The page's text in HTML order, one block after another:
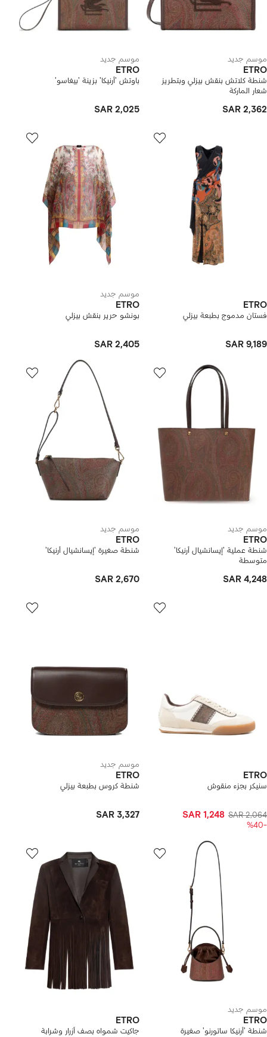
موسم جديد
ETRO
شنطة كلاتش بنقش بيزلي وبتطريز
شعار الماركة
SAR 2,362
موسم جديد
ETRO
باوتش 'أرنيكا' بزينة 'بيغاسو'
SAR 2,025
ETRO
فستان مدموج بطبعة بيزلي
SAR 9,189
موسم جديد
ETRO
بونشو حرير بنقش بيزلي
SAR 2,405
موسم جديد
ETRO
شنطة عملية 'إيسانشيال أرنيكا'
متوسطة
SAR 4,248
موسم جديد
ETRO
شنطة صغيرة 'إيسانشيال أرنيكا'
SAR 2,670
ETRO
سنيكر بجزء منقوش
SAR 2,064
SAR 1,248
-%40
موسم جديد
ETRO
شنطة كروس بطبعة بيزلي
SAR 3,327
موسم جديد
ETRO
شنطة 'أرنيكا ساتورنو' صغيرة
ETRO
جاكيت شمواه بصف أزرار وشرابة